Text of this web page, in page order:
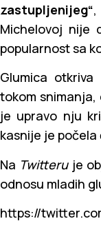
zastupljenijeg“
Michelovoj nije
popularnost sa
Glumica
tokom snimanja,
je upravo nju
kasnije je
Na Twitteruje
odnosu mladih
https://